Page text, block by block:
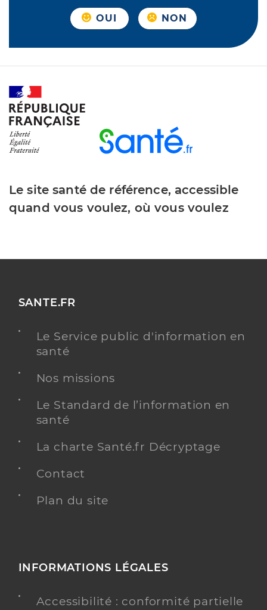
OUI NON
Le site santé de référence, accessible
quand vous voulez, où vous voulez
SANTE.FR
Le Service public d'information en
santé
Nos missions
Le Standard de l’information en
santé
La charte Santé.fr Décryptage
Contact
Plan du site
INFORMATIONS LÉGALES
Accessibilité : conformité partielle